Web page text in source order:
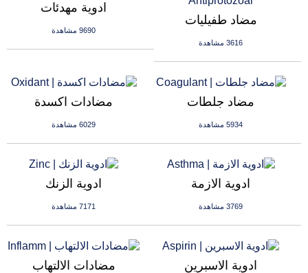
ادوية مهدئات
9690 مشاهدة
مضاد طفيليات
3616 مشاهدة
مضادات اكسدة
6029 مشاهدة
مضاد جلطات
5934 مشاهدة
ادوية الزنك
7171 مشاهدة
ادوية الازمة
3769 مشاهدة
مضادات الالتهاب ادوية الاسبرين